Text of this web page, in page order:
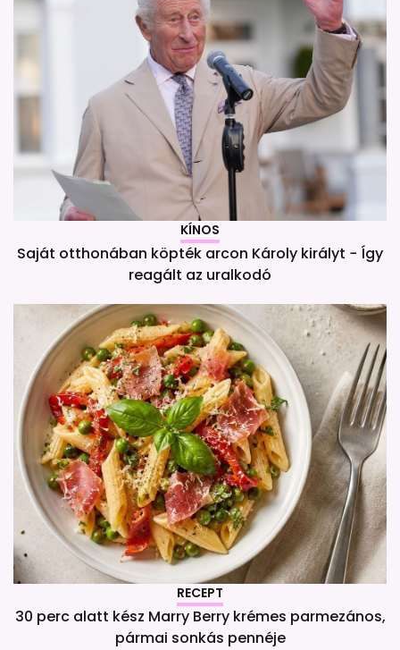
KÍNOS
Saját otthonában köpték arcon Károly királyt − Így
reagált az uralkodó
RECEPT
30 perc alatt kész Marry Berry krémes parmezános,
pármai sonkás pennéje